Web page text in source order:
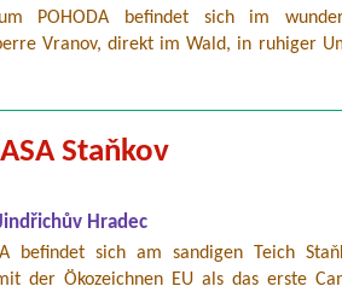
POHODA befindet sich im
Vranov, direkt im Wald, in ruhiger
Staňkov
Hradec
befindet sich am sandigen Teich
der Ökozeichnen EU als das erste